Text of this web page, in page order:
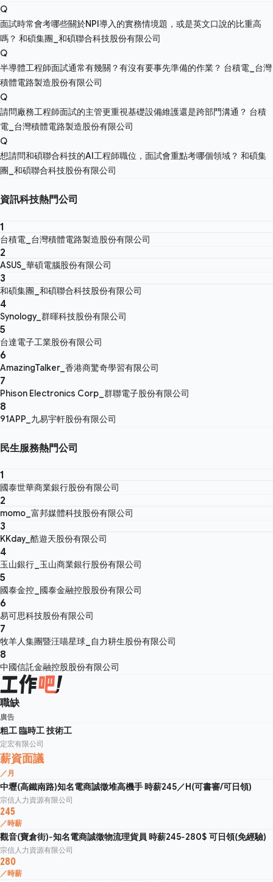
Q
面試時常會考哪些關於NPI導入的實務情境題，或是英文口說的比重高
嗎？ 和碩集團_和碩聯合科技股份有限公司
Q
半導體工程師面試通常有幾關？有沒有要事先準備的作業？ 台積電_台灣
積體電路製造股份有限公司
Q
請問廠務工程師面試的主管更重視基礎設備維護還是跨部門溝通？ 台積
電_台灣積體電路製造股份有限公司
Q
想請問和碩聯合科技的AI工程師職位，面試會重點考哪個領域？ 和碩集
團_和碩聯合科技股份有限公司
資訊科技熱門公司
1
台積電_台灣積體電路製造股份有限公司
2
ASUS_華碩電腦股份有限公司
3
和碩集團_和碩聯合科技股份有限公司
4
Synology_群暉科技股份有限公司
5
台達電子工業股份有限公司
6
AmazingTalker_香港商驚奇學習有限公司
7
Phison Electronics Corp_群聯電子股份有限公司
8
91APP_九易宇軒股份有限公司
民生服務熱門公司
1
國泰世華商業銀行股份有限公司
2
momo_富邦媒體科技股份有限公司
3
KKday_酷遊天股份有限公司
4
玉山銀行_玉山商業銀行股份有限公司
5
國泰金控_國泰金融控股股份有限公司
6
易可思科技股份有限公司
7
牧羊人集團暨汪喵星球_自力耕生股份有限公司
8
中國信託金融控股股份有限公司
職缺
廣告
粗工 臨時工 技術工
定宏有限公司
薪資面議
／月
中壢(高鐵南路)知名電商誠徵堆高機手 時薪245／H(可書審/可日領)
宗信人力資源有限公司
245
／時薪
觀音(寶倉街)-知名電商誠徵物流理貨員 時薪245-280$ 可日領(免經驗)
宗信人力資源有限公司
280
／時薪